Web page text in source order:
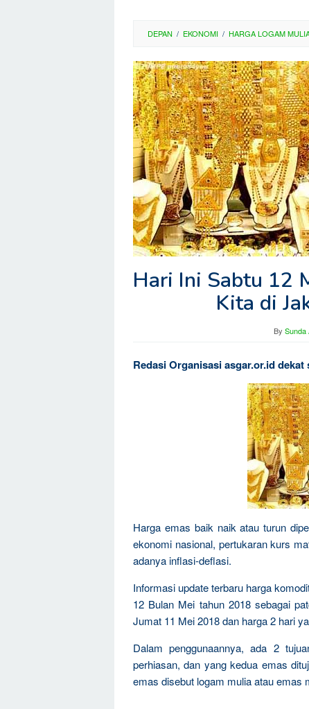
DEPAN / EKONOMI / HARGA LOGAM
Hari Ini Sabtu 12
Kita di
By Sunda
Redasi Organisasi asgar.or.id
Harga emas baik naik atau turun
ekonomi nasional, pertukaran kurs
adanya inflasi-deflasi.
Informasi update terbaru harga
12 Bulan Mei tahun 2018 sebagai
Jumat 11 Mei 2018 dan harga 2 hari
Dalam penggunaannya, ada 2
perhiasan, dan yang kedua emas
emas disebut logam mulia atau emas